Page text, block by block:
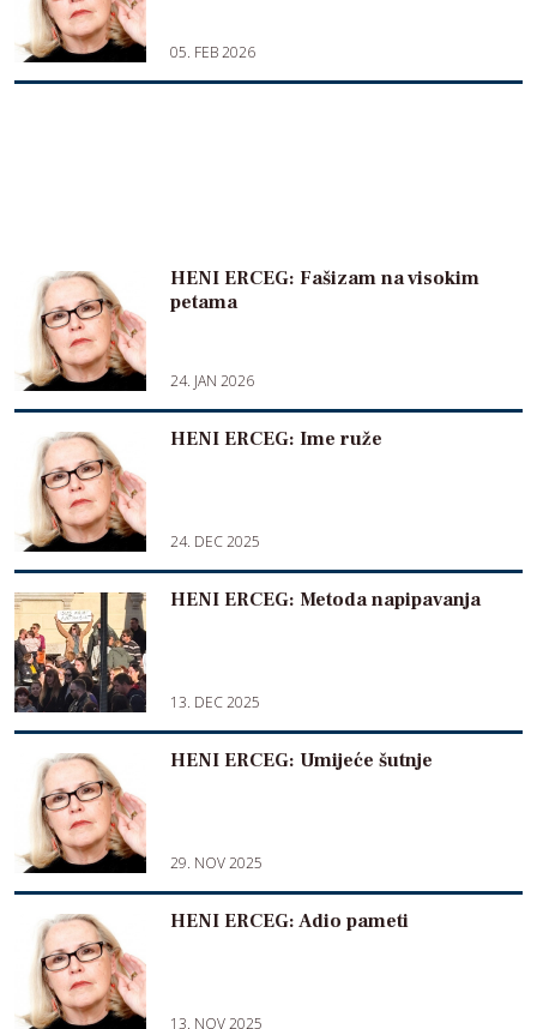
05. FEB 2026
HENI ERCEG: Fašizam na visokim
petama
24. JAN 2026
HENI ERCEG: Ime ruže
24. DEC 2025
HENI ERCEG: Metoda napipavanja
13. DEC 2025
HENI ERCEG: Umijeće šutnje
29. NOV 2025
HENI ERCEG: Adio pameti
13. NOV 2025